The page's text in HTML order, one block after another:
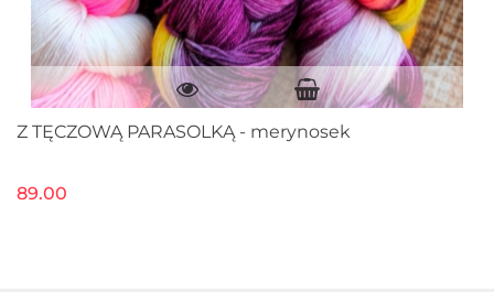
Z TĘCZOWĄ PARASOLKĄ - merynosek
89.00